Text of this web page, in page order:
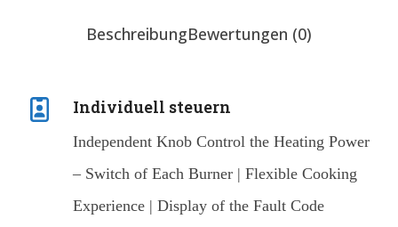
BeschreibungBewertungen (0)
Individuell steuern
Independent Knob Control the Heating Power
– Switch of Each Burner | Flexible Cooking
Experience | Display of the Fault Code